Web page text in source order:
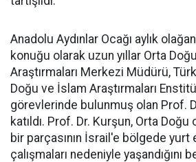
Anadolu Aydınlar Ocağı aylık
konuğu olarak uzun yıllar Orta
Araştırmaları Merkezi Müdürü,
Doğu ve İslam Araştırmaları
görevlerinde bulunmuş olan Prof.
katıldı. Prof. Dr. Kurşun, Orta Doğu
bir parçasının İsrail'e bölgede yurt
çalışmaları nedeniyle yaşandığını